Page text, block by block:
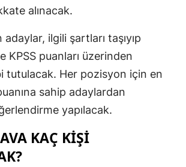
alınacak.
ilgili şartları taşıyıp
KPSS puanları üzerinden
tutulacak. Her pozisyon için en
sahip adaylardan
yapılacak.
KAÇ KİŞİ